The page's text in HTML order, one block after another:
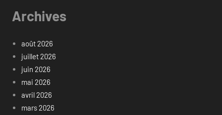
Archives
août 2026
juillet 2026
juin 2026
mai 2026
avril 2026
mars 2026